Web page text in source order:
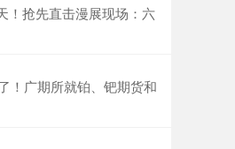
！抢先直击漫展现场：六
！广期所就铂、钯期货和